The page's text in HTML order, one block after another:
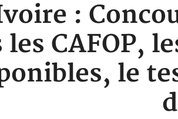
:
les CAFOP,
le